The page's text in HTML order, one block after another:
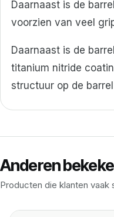
Daarnaast is de
voorzien van veel
Daarnaast is de
titanium nitride
structuur op de
Anderen
Producten die klanten vaak